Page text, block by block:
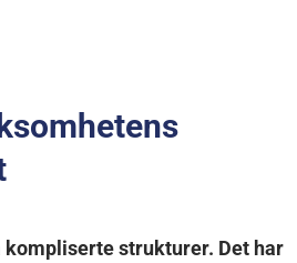
strukturer. Det har